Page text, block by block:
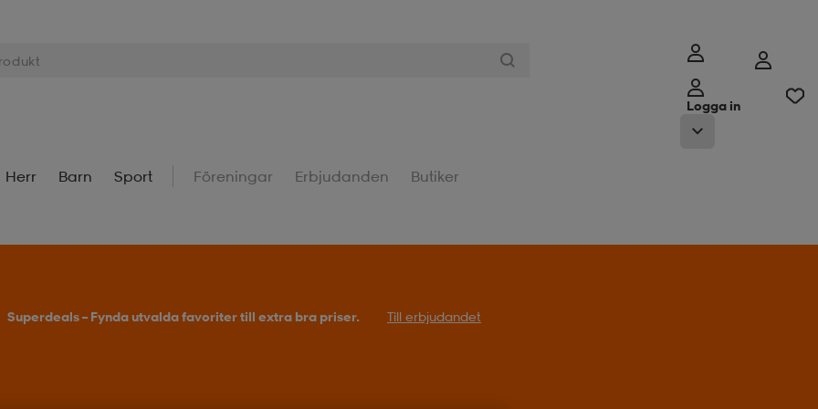
Logga in
Herr Barn Sport Föreningar Erbjudanden Butiker
Superdeals – Fynda utvalda favoriter till extra bra priser. Till erbjudandet